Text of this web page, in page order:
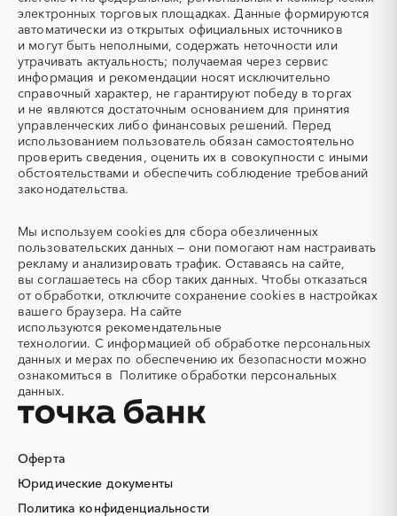
Аварийные работы
Авиаперевозка
Авиационные работы
Авиационные работы
вертолетами
Автобус
Автовозы
Автогрейдер
Автозапчасти
Автоматизация
Автомобили
Автомобильные весы
Авторский надзор
Автотранспорт
Автоцистерны пожарные
Адсорбенты
Акварель
Аквариумы
Аккумуляторы
Алкогольная продукция
Алмазное бурение
Алмазная резка
Алюминиевые
конструкции
Алюминиевые профили
Алюминий
Аммоний
Ангар
Антенны
Антискалант
Антрацит
Аппараты воздушного
охлаждения
Аренда погрузчика
Аренда спецтехники с
экипажем
Оферта
Юридические документы
Политика конфиденциальности
электронных торговых площадках. Данные формируются
автоматически из открытых официальных источников
и могут быть неполными, содержать неточности или
утрачивать актуальность; получаемая через сервис
информация и рекомендации носят исключительно
справочный характер, не гарантируют победу в торгах
и не являются достаточным основанием для принятия
управленческих либо финансовых решений. Перед
использованием пользователь обязан самостоятельно
проверить сведения, оценить их в совокупности с иными
обстоятельствами и обеспечить соблюдение требований
законодательства.
Мы используем cookies для сбора обезличенных
пользовательских данных — они помогают нам настраивать
рекламу и анализировать трафик. Оставаясь на сайте,
вы соглашаетесь на сбор таких данных. Чтобы отказаться
от обработки, отключите сохранение cookies в настройках
вашего браузера. На сайте
используются рекомендательные
технологии. С информацией об обработке персональных
данных и мерах по обеспечению их безопасности можно
ознакомиться в Политике обработки персональных
данных.